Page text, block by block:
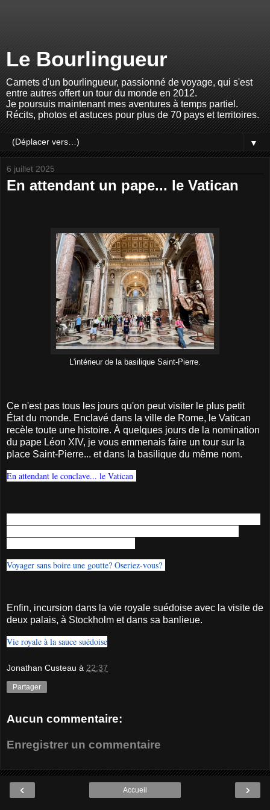
Le Bourlingueur
Carnets d'un bourlingueur, passionné de voyage, qui s'est
entre autres offert un tour du monde en 2012.
Je poursuis maintenant mes aventures à temps partiel.
Récits, photos et astuces pour plus de 70 pays et territoires.
▼
6 juillet 2025
En attendant un pape... le Vatican
L'intérieur de la basilique Saint-Pierre.
Ce n'est pas tous les jours qu'on peut visiter le plus petit
État du monde. Enclavé dans la ville de Rome, le Vatican
recèle toute une histoire. À quelques jours de la nomination
du pape Léon XIV, je vous emmenais faire un tour sur la
place Saint-Pierre... et dans la basilique du même nom.
En attendant le conclave... le Vatican
Voyager sans boire une goutte? Oseriez-vous?
Enfin, incursion dans la vie royale suédoise avec la visite de
deux palais, à Stockholm et dans sa banlieue.
Vie royale à la sauce suédoise
Jonathan Custeau à 22:37
Partager
Aucun commentaire:
Enregistrer un commentaire
‹ ›
Accueil